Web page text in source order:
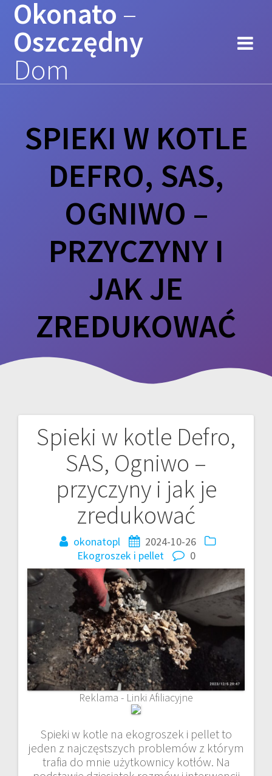
treści
Okonato –
Oszczędny
Dom
SPIEKI W KOTLE
DEFRO, SAS,
OGNIWO –
PRZYCZYNY I
JAK JE
ZREDUKOWAĆ
Spieki w kotle Defro,
SAS, Ogniwo –
przyczyny i jak je
zredukować
okonatopl
2024-10-26
Ekogroszek i pellet
0
Reklama - Linki Afiliacyjne
Spieki w kotle na ekogroszek i pellet to
jeden z najczęstszych problemów z którym
trafia do mnie użytkownicy kotłów. Na
Nawigacja
wpisu